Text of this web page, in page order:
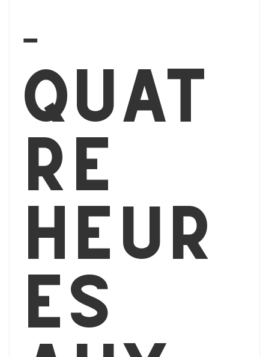
-
quat
re
heur
es